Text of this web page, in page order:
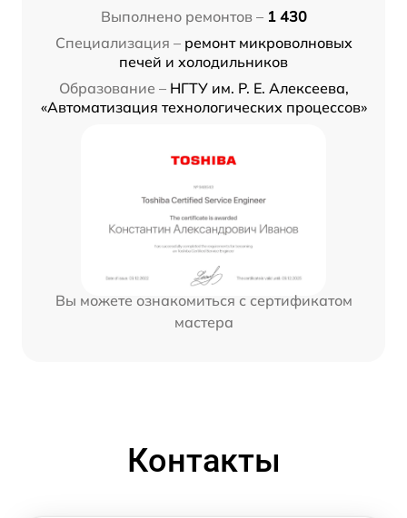
Выполнено ремонтов – 1 430
Специализация – ремонт микроволновых
печей и холодильников
Образование – НГТУ им. Р. Е. Алексеева,
«Автоматизация технологических процессов»
Вы можете ознакомиться с сертификатом
мастера
Контакты